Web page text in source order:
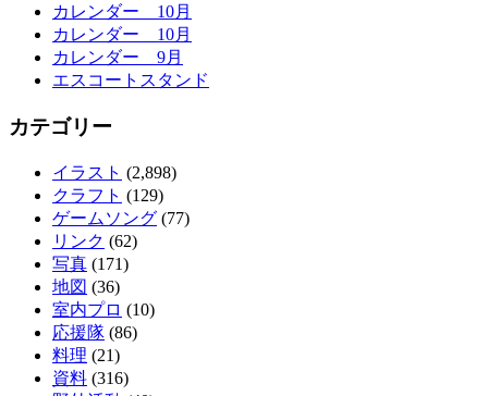
カレンダー 10月
カレンダー 10月
カレンダー 9月
エスコートスタンド
カテゴリー
イラスト (2,898)
クラフト (129)
ゲームソング (77)
リンク (62)
写真 (171)
地図 (36)
室内プロ (10)
応援隊 (86)
料理 (21)
資料 (316)